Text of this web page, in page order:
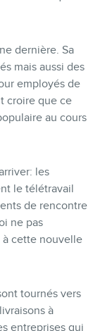
dernière. Sa
mais aussi des
employés de
croire que ce
au cours
les
le télétravail
de rencontre
ne pas
à cette nouvelle
tournés vers
à
entreprises qui